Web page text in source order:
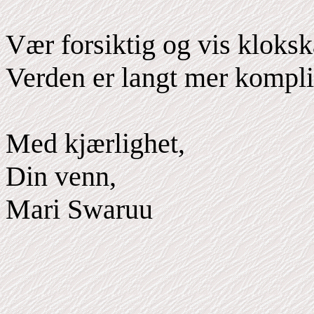
Vær forsiktig og vis
Verden er langt mer
Med kjærlighet,
Din venn,
Mari Swaruu